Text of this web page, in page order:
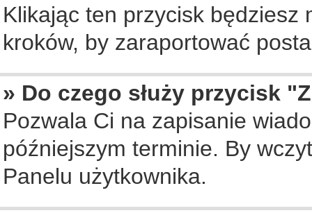
Klikając ten przycisk będziesz
kroków, by zaraportować
» Do czego służy przycisk
Pozwala Ci na zapisanie
późniejszym terminie. By
Panelu użytkownika.